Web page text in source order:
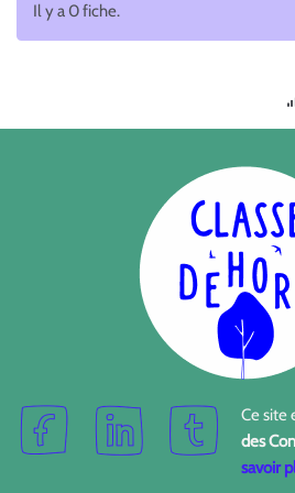
Il y a 0 fiche.
Ce site
des
savoir